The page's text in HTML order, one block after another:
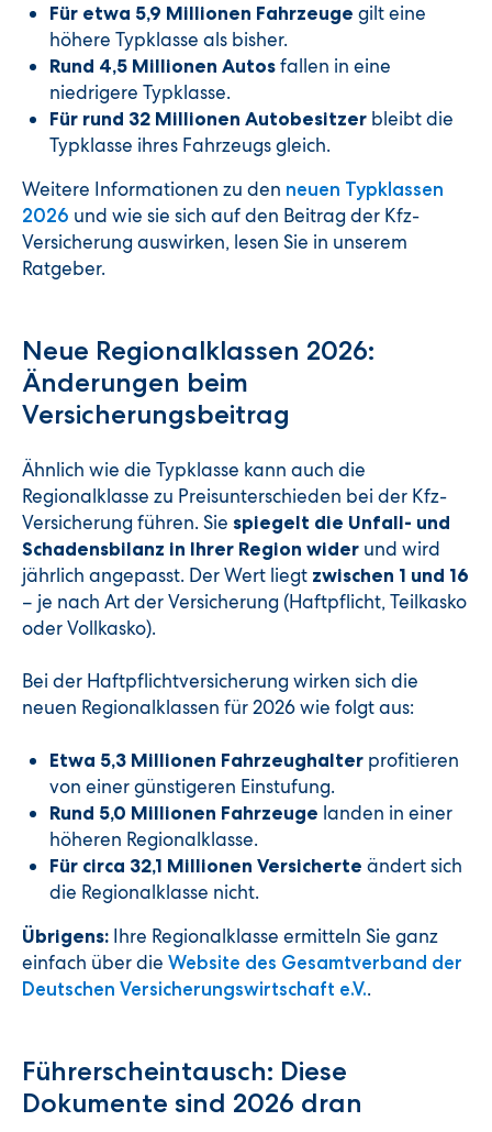
Für etwa 5,9 Millionen Fahrzeuge gilt eine
höhere Typklasse als bisher.
Rund 4,5 Millionen Autos fallen in eine
niedrigere Typklasse.
Für rund 32 Millionen Autobesitzer bleibt die
Typklasse ihres Fahrzeugs gleich.
Weitere Informationen zu den neuen Typklassen
2026 und wie sie sich auf den Beitrag der Kfz-
Versicherung auswirken, lesen Sie in unserem
Ratgeber.
Neue Regionalklassen 2026:
Änderungen beim
Versicherungsbeitrag
Ähnlich wie die Typklasse kann auch die
Regionalklasse zu Preisunterschieden bei der Kfz-
Versicherung führen. Sie spiegelt die Unfall- und
Schadensbilanz in Ihrer Region wider und wird
jährlich angepasst. Der Wert liegt zwischen 1 und 16
– je nach Art der Versicherung (Haftpflicht, Teilkasko
oder Vollkasko).
Bei der Haftpflichtversicherung wirken sich die
neuen Regionalklassen für 2026 wie folgt aus:
Etwa 5,3 Millionen Fahrzeughalter profitieren
von einer günstigeren Einstufung.
Rund 5,0 Millionen Fahrzeuge landen in einer
höheren Regionalklasse.
Für circa 32,1 Millionen Versicherte ändert sich
die Regionalklasse nicht.
Übrigens: Ihre Regionalklasse ermitteln Sie ganz
einfach über die Website des Gesamtverband der
Deutschen Versicherungswirtschaft e.V..
Führerscheintausch: Diese
Dokumente sind 2026 dran